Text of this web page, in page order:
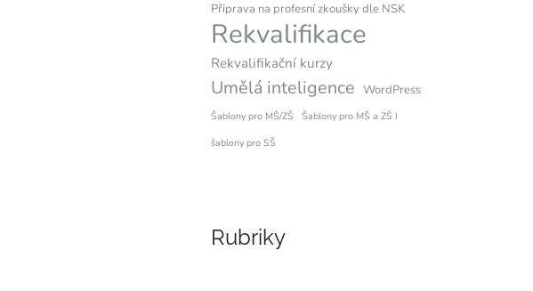
Připrava na profesní zkoušky dle NSK
Rekvalifikace
Rekvalifikační kurzy
Umělá inteligence WordPress
Šablony pro MŠ/ZŠ
Šablony pro MŠ a ZŠ I
šablony pro SŠ
Rubriky